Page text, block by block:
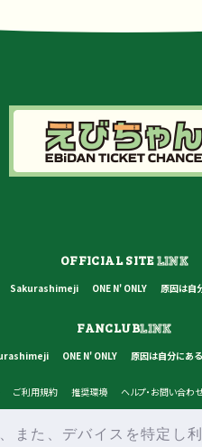
また、デバイスを特定し
OFFICIAL SITELINK
Sakurashimeji ONE N' ONLY 原因は自
FANCLUBLINK
ONE N' ONLY 原因は自分にある
ご利用規約 推奨環境 ヘルプ・お問い合わ